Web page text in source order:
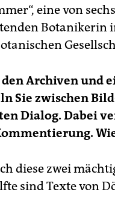
eine von
Botanikerin
Archiven und
Sie zwischen
Dialog. Dabei
diese zwei
sind Texte von